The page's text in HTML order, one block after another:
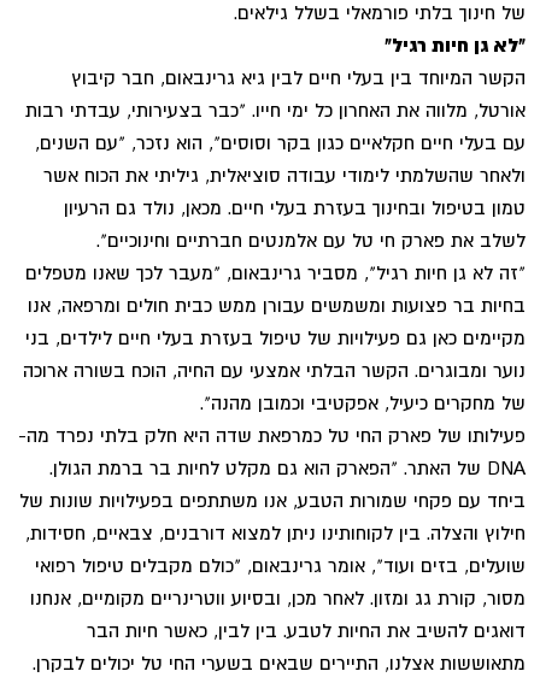
של חינוך בלתי פורמאלי בשלל גילאים.
"לא גן חיות רגיל"
הקשר המיוחד בין בעלי חיים לבין גיא גרינבאום, חבר קיבוץ
אורטל, מלווה את האחרון כל ימי חייו. "כבר בצעירותי, עבדתי רבות
עם בעלי חיים חקלאיים כגון בקר וסוסים", הוא נזכר, "עם השנים,
ולאחר שהשלמתי לימודי עבודה סוציאלית, גיליתי את הכוח אשר
טמון בטיפול ובחינוך בעזרת בעלי חיים. מכאן, נולד גם הרעיון
לשלב את פארק חי טל עם אלמנטים חברתיים וחינוכיים".
"זה לא גן חיות רגיל", מסביר גרינבאום, "מעבר לכך שאנו מטפלים
בחיות בר פצועות ומשמשים עבורן ממש כבית חולים ומרפאה, אנו
מקיימים כאן גם פעילויות של טיפול בעזרת בעלי חיים לילדים, בני
נוער ומבוגרים. הקשר הבלתי אמצעי עם החיה, הוכח בשורה ארוכה
של מחקרים כיעיל, אפקטיבי וכמובן מהנה".
פעילותו של פארק החי טל כמרפאת שדה היא חלק בלתי נפרד מה-
DNA של האתר. "הפארק הוא גם מקלט לחיות בר ברמת הגולן.
ביחד עם פקחי שמורות הטבע, אנו משתתפים בפעילויות שונות של
חילוץ והצלה. בין לקוחותינו ניתן למצוא דורבנים, צבאיים, חסידות,
שועלים, בזים ועוד", אומר גרינבאום, "כולם מקבלים טיפול רפואי
מסור, קורת גג ומזון. לאחר מכן, ובסיוע ווטרינריים מקומיים, אנחנו
דואגים להשיב את החיות לטבע. בין לבין, כאשר חיות הבר
מתאוששות אצלנו, התיירים שבאים בשערי החי טל יכולים לבקרן.